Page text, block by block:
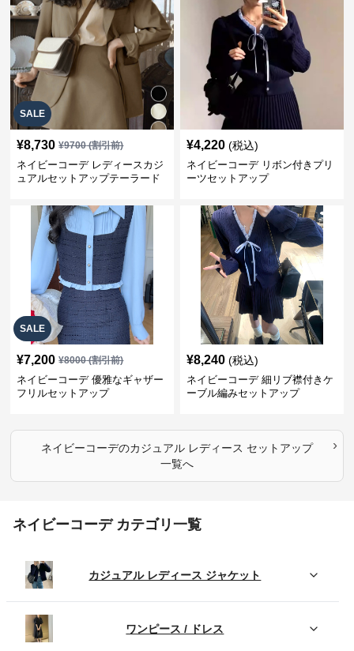
SALE
¥8,730 ¥9700(割引前)
ネイビーコーデ レディースカジ
ュアルセットアップテーラード
¥4,220 (税込)
ネイビーコーデ リボン付きプリ
ーツセットアップ
SALE
¥7,200 ¥8000(割引前)
ネイビーコーデ 優雅なギャザー
フリルセットアップ
¥8,240 (税込)
ネイビーコーデ 細リブ襟付きケ
ーブル編みセットアップ
ネイビーコーデのカジュアル レディース セットアップ
一覧へ
›
ネイビーコーデ カテゴリ一覧
カジュアル レディース ジャケット
ワンピース / ドレス